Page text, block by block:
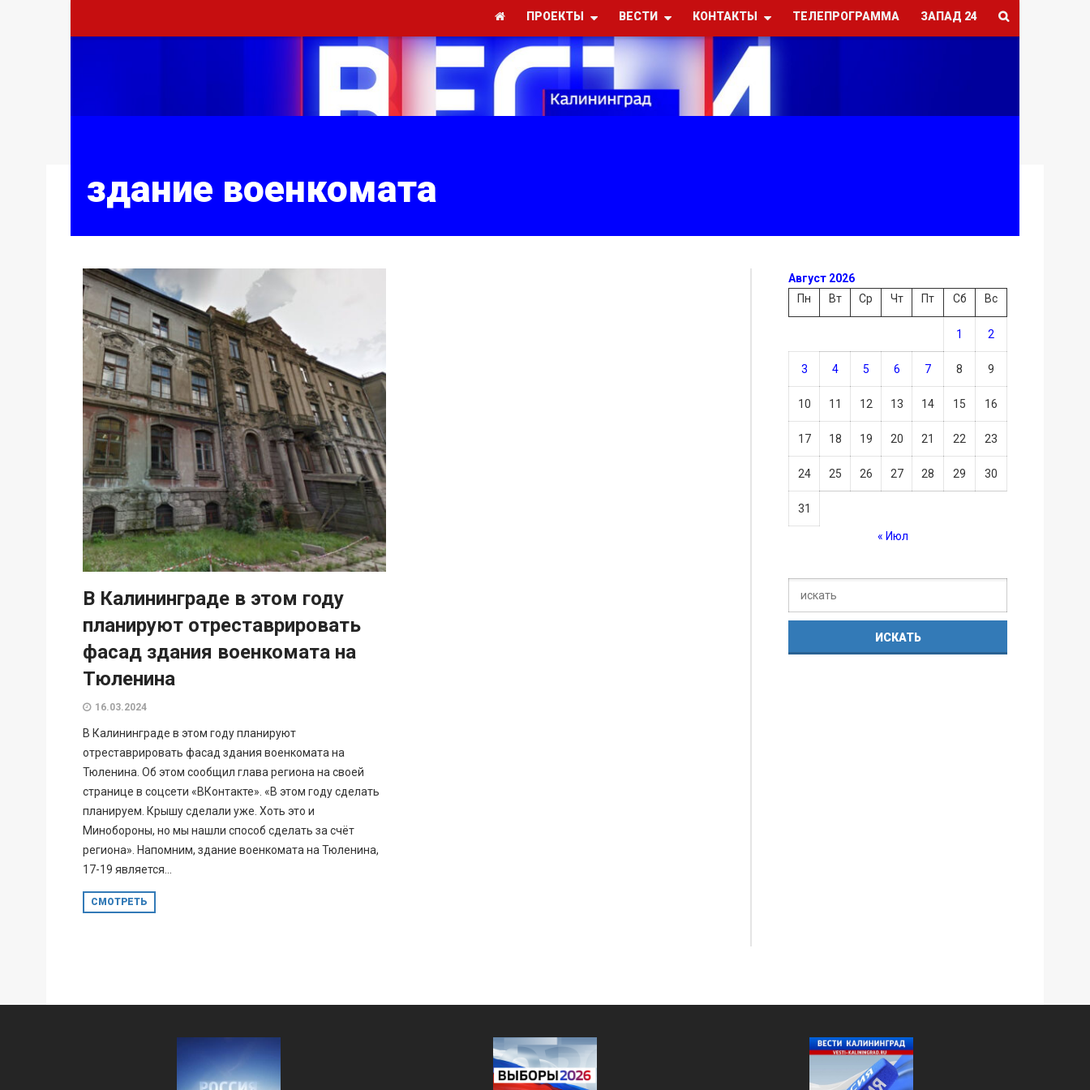
ПРОЕКТЫ ВЕСТИ КОНТАКТЫ ТЕЛЕПРОГРАММА ЗАПАД 24
здание военкомата
В Калининграде в этом году
планируют отреставрировать
фасад здания военкомата на
Тюленина
16.03.2024
В Калининграде в этом году планируют
отреставрировать фасад здания военкомата на
Тюленина. Об этом сообщил глава региона на своей
странице в соцсети «ВКонтакте». «В этом году сделать
планируем. Крышу сделали уже. Хоть это и
Минобороны, но мы нашли способ сделать за счёт
региона». Напомним, здание военкомата на Тюленина,
17-19 является...
СМОТРЕТЬ
Август 2026
Пн
Вт Ср Чт Пт Сб Вс
1 2
3 4 5 6 7 8 9
10 11 12 13 14 15 16
17 18 19 20 21 22 23
24 25 26 27 28 29 30
31
« Июл